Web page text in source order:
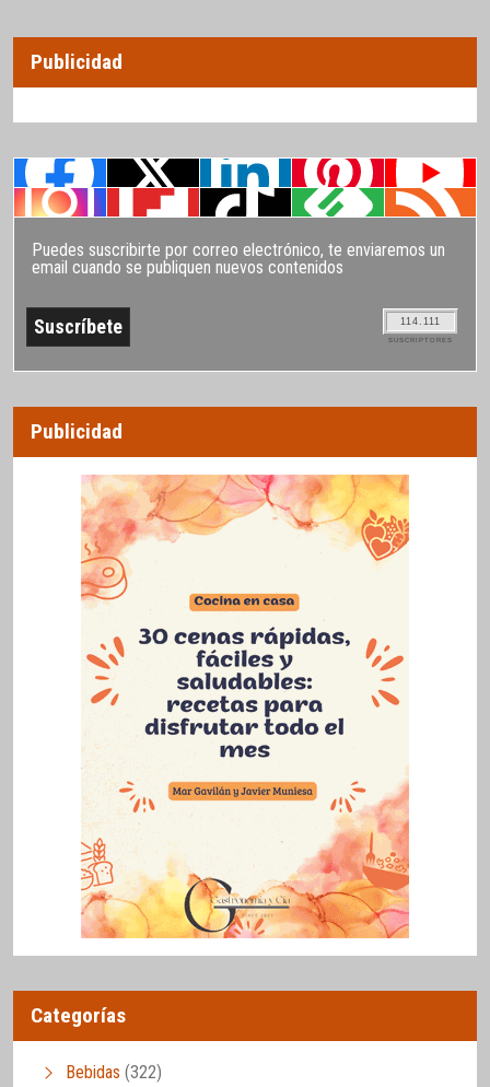
Publicidad
Puedes suscribirte por correo electrónico, te enviaremos un
email cuando se publiquen nuevos contenidos
114.111
SUSCRIPTORES
Publicidad
Categorías
Bebidas (322)